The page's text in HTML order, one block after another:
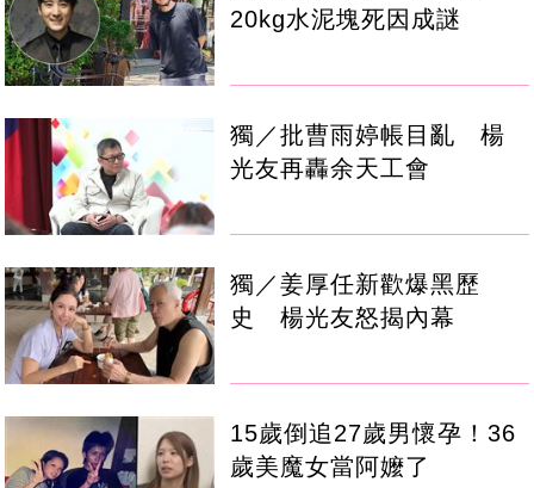
20kg水泥塊死因成謎
獨／批曹雨婷帳目亂 楊
光友再轟余天工會
獨／姜厚任新歡爆黑歷
史 楊光友怒揭內幕
15歲倒追27歲男懷孕！36
歲美魔女當阿嬤了